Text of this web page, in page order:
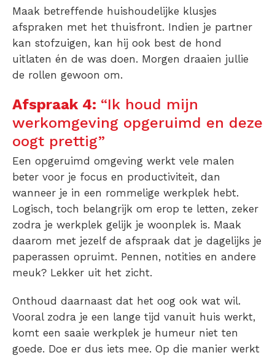
Maak betreffende huishoudelijke klusjes
afspraken met het thuisfront. Indien je partner
kan stofzuigen, kan hij ook best de hond
uitlaten én de was doen. Morgen draaien jullie
de rollen gewoon om.
Afspraak 4: “Ik houd mijn
werkomgeving opgeruimd en deze
oogt prettig”
Een opgeruimd omgeving werkt vele malen
beter voor je focus en productiviteit, dan
wanneer je in een rommelige werkplek hebt.
Logisch, toch belangrijk om erop te letten, zeker
zodra je werkplek gelijk je woonplek is. Maak
daarom met jezelf de afspraak dat je dagelijks je
paperassen opruimt. Pennen, notities en andere
meuk? Lekker uit het zicht.
Onthoud daarnaast dat het oog ook wat wil.
Vooral zodra je een lange tijd vanuit huis werkt,
komt een saaie werkplek je humeur niet ten
goede. Doe er dus iets mee. Op die manier werkt